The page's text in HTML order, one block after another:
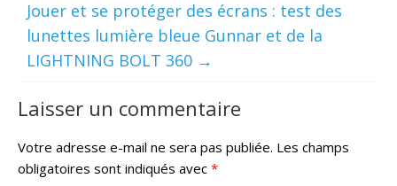
Jouer et se protéger des écrans : test des
lunettes lumière bleue Gunnar et de la
LIGHTNING BOLT 360 →
Laisser un commentaire
Votre adresse e-mail ne sera pas publiée. Les champs
obligatoires sont indiqués avec *